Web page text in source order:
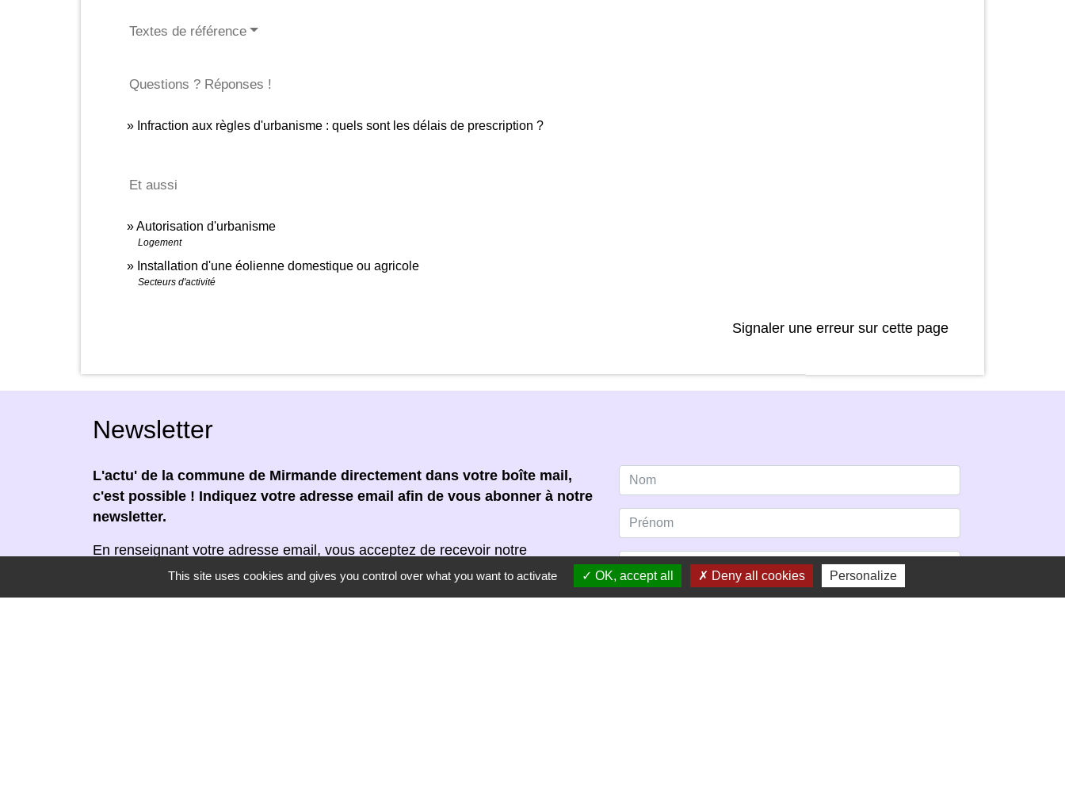
Textes de référence
Questions ? Réponses !
Infraction aux règles d'urbanisme : quels sont les délais de prescription ?
Et aussi
Autorisation d'urbanisme
Logement
Installation d'une éolienne domestique ou agricole
Secteurs d'activité
Signaler une erreur sur cette page
Newsletter
L'actu' de la commune de Mirmande directement dans votre boîte mail,
c'est possible ! Indiquez votre adresse email afin de vous abonner à notre
newsletter.
En renseignant votre adresse email, vous acceptez de recevoir notre
newsletter par courrier électronique. Vous pouvez vous désinscrire à tout
This site uses cookies and gives you control over what you want to activate OK, accept all Deny all cookies Personalize